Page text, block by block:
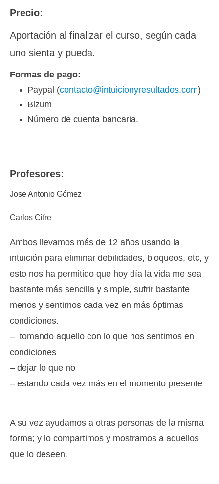
Precio:
Aportación al finalizar el curso, según cada
uno sienta y pueda.
Formas de pago:
Paypal (contacto@intuicionyresultados.com)
Bizum
Número de cuenta bancaria.
Profesores:
Jose Antonio Gómez
Carlos Cifre
Ambos llevamos más de 12 años usando la
intuición para eliminar debilidades, bloqueos, etc, y
esto nos ha permitido que hoy día la vida me sea
bastante más sencilla y simple, sufrir bastante
menos y sentirnos cada vez en más óptimas
condiciones.
– tomando aquello con lo que nos sentimos en
condiciones
– dejar lo que no
– estando cada vez más en el momento presente
A su vez ayudamos a otras personas de la misma
forma; y lo compartimos y mostramos a aquellos
que lo deseen.